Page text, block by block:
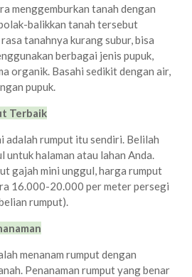
menggemburkan tanah dengan
balikkan tanah tersebut
tanahnya kurang subur, bisa
berbagai jenis pupuk,
organik. Basahi sedikit dengan air,
pupuk.
Terbaik
adalah rumput itu sendiri. Belilah
halaman atau lahan Anda.
gajah mini unggul, harga rumput
16.000-20.000 per meter persegi
rumput).
menanam rumput dengan
Penanaman rumput yang benar